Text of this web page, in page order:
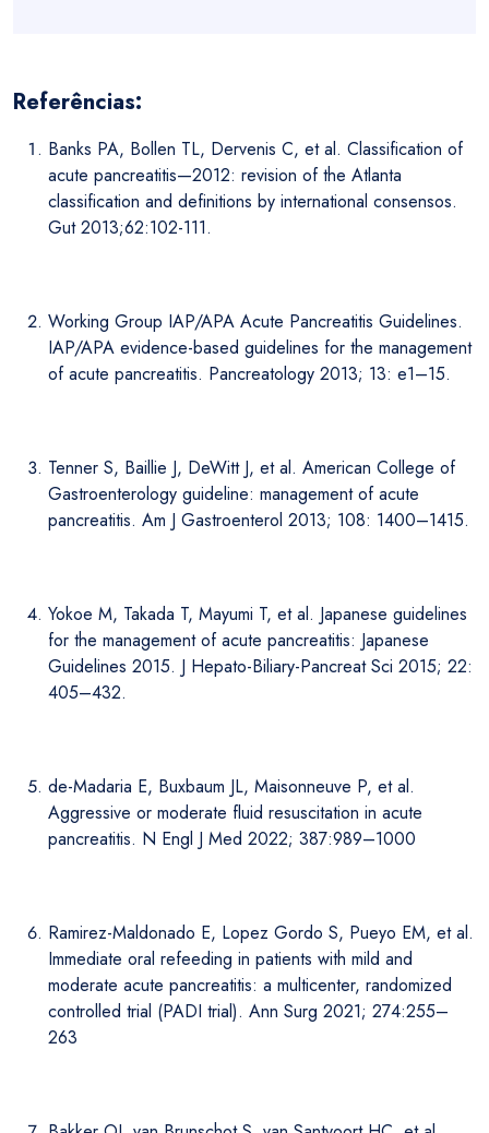
Referências:
Banks PA, Bollen TL, Dervenis C, et al. Classification of
acute pancreatitis—2012: revision of the Atlanta
classification and definitions by international consensos.
Gut 2013;62:102-111.
Working Group IAP/APA Acute Pancreatitis Guidelines.
IAP/APA evidence-based guidelines for the management
of acute pancreatitis. Pancreatology 2013; 13: e1–15.
Tenner S, Baillie J, DeWitt J, et al. American College of
Gastroenterology guideline: management of acute
pancreatitis. Am J Gastroenterol 2013; 108: 1400–1415.
Yokoe M, Takada T, Mayumi T, et al. Japanese guidelines
for the management of acute pancreatitis: Japanese
Guidelines 2015. J Hepato-Biliary-Pancreat Sci 2015; 22:
405–432.
de-Madaria E, Buxbaum JL, Maisonneuve P, et al.
Aggressive or moderate fluid resuscitation in acute
pancreatitis. N Engl J Med 2022; 387:989–1000
Ramirez-Maldonado E, Lopez Gordo S, Pueyo EM, et al.
Immediate oral refeeding in patients with mild and
moderate acute pancreatitis: a multicenter, randomized
controlled trial (PADI trial). Ann Surg 2021; 274:255–
263